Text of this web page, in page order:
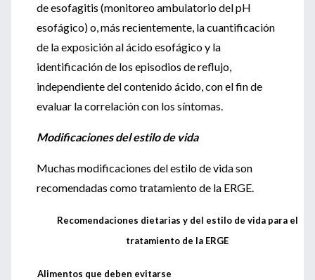
de esofagitis (monitoreo ambulatorio del pH
esofágico) o, más recientemente, la cuantificación
de la exposición al ácido esofágico y la
identificación de los episodios de reflujo,
independiente del contenido ácido, con el fin de
evaluar la correlación con los síntomas.
Modificaciones del estilo de vida
Muchas modificaciones del estilo de vida son
recomendadas como tratamiento de la ERGE.
Recomendaciones dietarias y del estilo de vida para el
tratamiento de la ERGE
Alimentos que deben evitarse